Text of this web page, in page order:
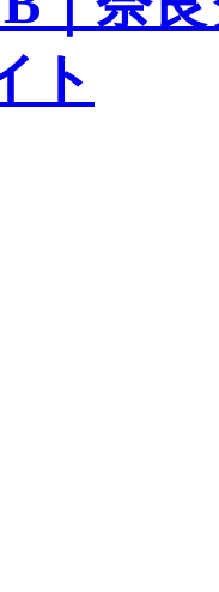
」
ン
スについて
グ2026/27シーズン試
ーグ 2026/27シーズン「
舗）